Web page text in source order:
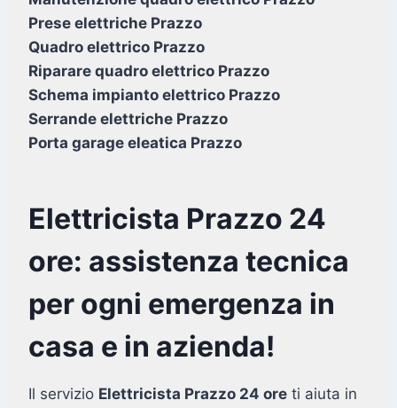
Prese elettriche Prazzo
Quadro elettrico Prazzo
Riparare quadro elettrico Prazzo
Schema impianto elettrico Prazzo
Serrande elettriche Prazzo
Porta garage eleatica Prazzo
Elettricista Prazzo 24
ore: assistenza tecnica
per ogni emergenza in
casa e in azienda!
Il servizio Elettricista Prazzo 24 ore ti aiuta in